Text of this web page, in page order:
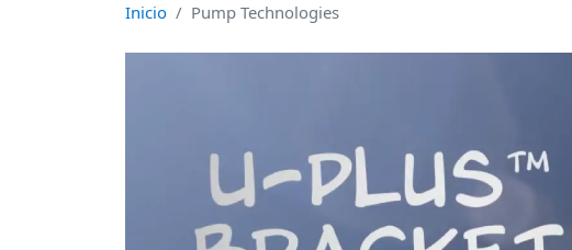
Inicio
Pump Technologies